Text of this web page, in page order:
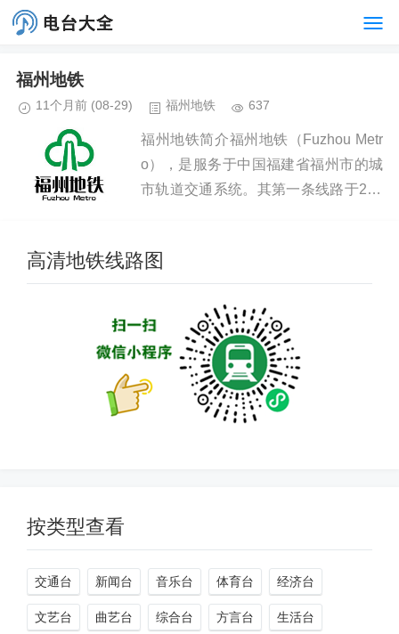
福州地铁
11个月前 (08-29) 福州地铁 637
福州地铁简介福州地铁（Fuzhou Metr
o），是服务于中国福建省福州市的城
市轨道交通系统。其第一条线路于201
通轨道交通的城市...
高清地铁线路图
按类型查看
交通台 新闻台 音乐台 体育台 经济台
文艺台 曲艺台 综合台 方言台 生活台